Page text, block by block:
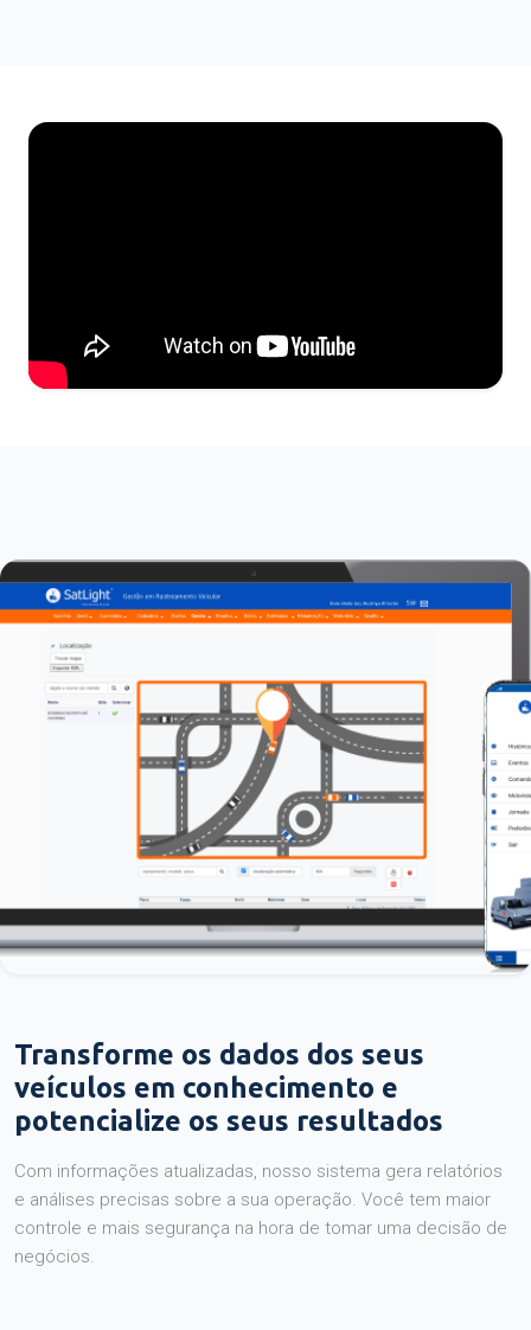
Transforme os dados dos seus
veículos em conhecimento e
potencialize os seus resultados
Com informações atualizadas, nosso sistema gera relatórios
e análises precisas sobre a sua operação. Você tem maior
controle e mais segurança na hora de tomar uma decisão de
negócios.